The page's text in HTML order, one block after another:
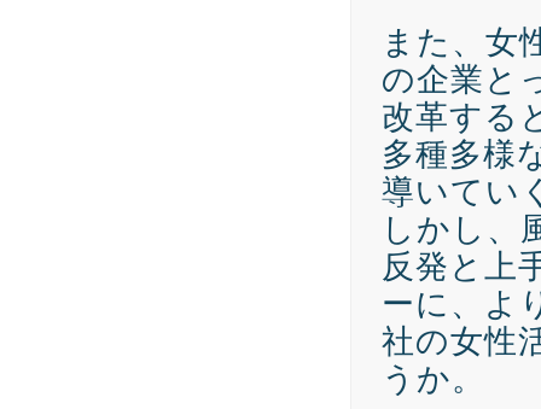
また、女
の企業と
改革する
多種多様
導いてい
しかし、
反発と上
ーに、よ
社の女性
うか。